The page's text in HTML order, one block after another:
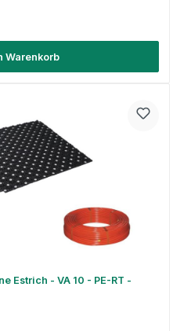
Warenkorb
Estrich - VA 10 - PE-RT -